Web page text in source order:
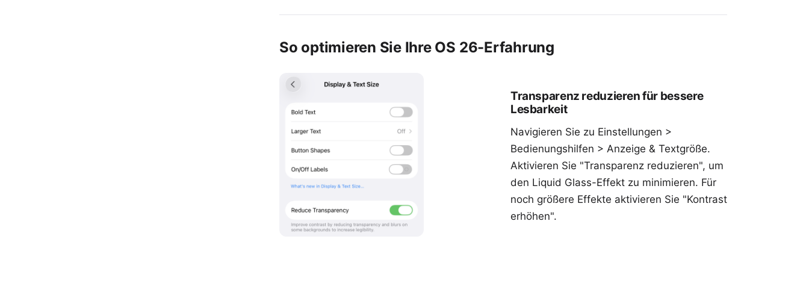
So optimieren Sie Ihre OS 26-Erfahrung
Transparenz reduzieren für bessere
Lesbarkeit
Navigieren Sie zu Einstellungen >
Bedienungshilfen > Anzeige & Textgröße.
Aktivieren Sie "Transparenz reduzieren", um
den Liquid Glass-Effekt zu minimieren. Für
noch größere Effekte aktivieren Sie "Kontrast
erhöhen".